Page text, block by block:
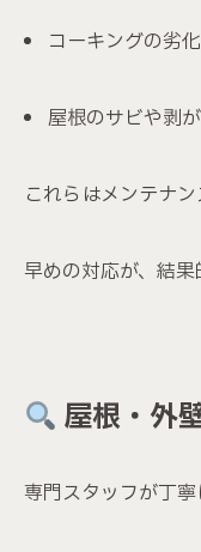
コーキングの劣化
屋根のサビや剥
これらはメンテナン
早めの対応が、結
屋根・外
専門スタッフが丁寧